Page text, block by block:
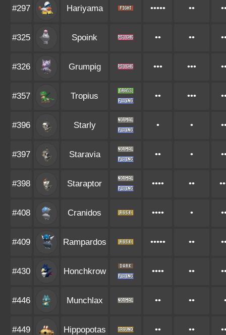
#297 Hariyama ••••• ••
#325 Spoink •• ••
#326 Grumpig ••• •••
#357 Tropius •• •••
#396 Starly • •
#397 Staravia •• •
#398 Staraptor •••• ••
#408 Cranidos •••• •
#409 Rampardos ••••• ••
#430 Honchkrow •••• ••
#446 Munchlax •• ••
#449 Hippopotas •• ••